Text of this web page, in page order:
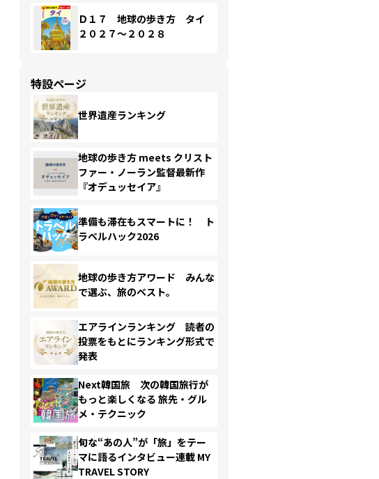
Ｄ１７ 地球の歩き方 タイ
２０２７～２０２８
特設ページ
世界遺産ランキング
地球の歩き方 meets クリスト
ファー・ノーラン監督最新作
『オデュッセイア』
準備も滞在もスマートに！ ト
ラベルハック2026
地球の歩き方アワード みんな
で選ぶ、旅のベスト。
エアラインランキング 読者の
投票をもとにランキング形式で
発表
Next韓国旅 次の韓国旅行が
もっと楽しくなる 旅先・グル
メ・テクニック
旬な“あの人”が「旅」をテー
マに語るインタビュー連載 MY
TRAVEL STORY